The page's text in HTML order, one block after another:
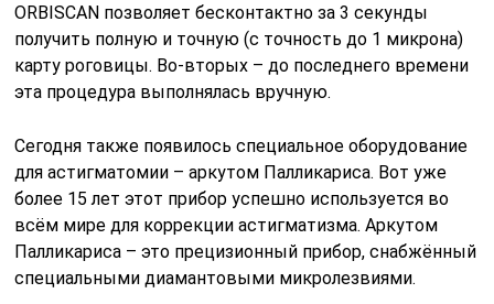
ORBISCAN позволяет бесконтактно за 3 секунды
получить полную и точную (с точность до 1 микрона)
карту роговицы. Во-вторых – до последнего времени
эта процедура выполнялась вручную.
Сегодня также появилось специальное оборудование
для астигматомии – аркутом Палликариса. Вот уже
более 15 лет этот прибор успешно используется во
всём мире для коррекции астигматизма. Аркутом
Палликариса – это прецизионный прибор, снабжённый
специальными диамантовыми микролезвиями.